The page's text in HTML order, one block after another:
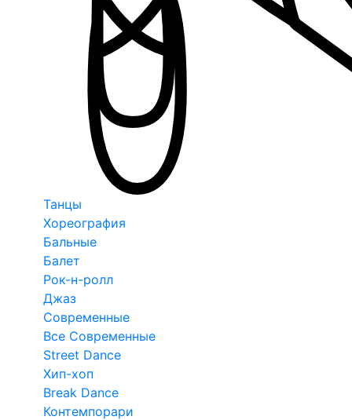
Танцы
Хореография
Бальные
Балет
Рок-н-ролл
Джаз
Современные
Все Современные
Street Dance
Хип-хоп
Break Dance
Контемпорари